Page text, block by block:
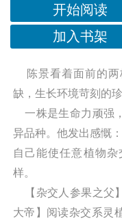
开始阅读
加入书架
陈景看着面前的两
缺，生长环境苛刻的珍
一株是生命力顽强
异品种。他发出感慨
自己能使任意植物
样。
【杂交人参果之父
大帝】阅读杂交系灵